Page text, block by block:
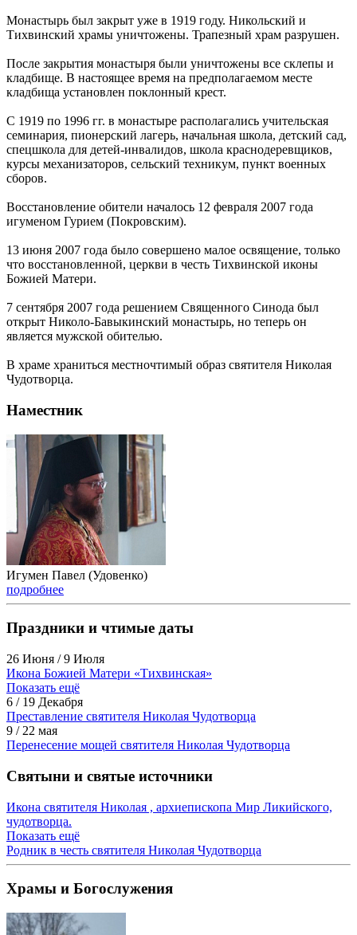
Монастырь был закрыт уже в 1919 году. Никольский и
Тихвинский храмы уничтожены. Трапезный храм разрушен.
После закрытия монастыря были уничтожены все склепы и
кладбище. В настоящее время на предполагаемом месте
кладбища установлен поклонный крест.
С 1919 по 1996 гг. в монастыре располагались учительская
семинария, пионерский лагерь, начальная школа, детский сад,
спецшкола для детей-инвалидов, школа краснодеревщиков,
курсы механизаторов, сельский техникум, пункт военных
сборов.
Восстановление обители началось 12 февраля 2007 года
игуменом Гурием (Покровским).
13 июня 2007 года было совершено малое освящение, только
что восстановленной, церкви в честь Тихвинской иконы
Божией Матери.
7 сентября 2007 года решением Священного Синода был
открыт Николо-Бавыкинский монастырь, но теперь он
является мужской обителью.
В храме храниться местночтимый образ святителя Николая
Чудотворца.
Наместник
Игумен Павел (Удовенко)
подробнее
Праздники и чтимые даты
26 Июня / 9 Июля
Икона Божией Матери «Тихвинская»
Показать ещё
6 / 19 Декабря
Преставление святителя Николая Чудотворца
9 / 22 мая
Перенесение мощей святителя Николая Чудотворца
Святыни и святые источники
Икона святителя Николая , архиепископа Мир Ликийского,
чудотворца.
Показать ещё
Родник в честь святителя Николая Чудотворца
Храмы и Богослужения